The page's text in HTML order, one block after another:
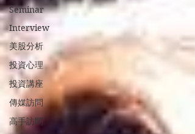
Seminar
Interview
美股分析
投資心理
投資講座
傳媒訪問
高手訪問